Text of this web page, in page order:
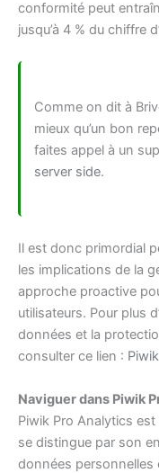
conformité peut
jusqu’à 4 % du chiffre
Comme on dit à
mieux qu’un bon
faites appel à un
server side.
Il est donc primordial
les implications de la
approche proactive
utilisateurs. Pour plus
données et la
consulter ce lien :
Naviguer dans Piwik
Piwik Pro Analytics
se distingue par son
données personnelles